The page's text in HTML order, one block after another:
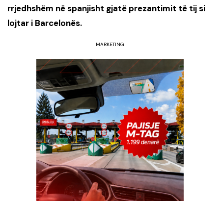
rrjedhshëm në spanjisht gjatë prezantimit të tij si
lojtar i Barcelonës.
MARKETING